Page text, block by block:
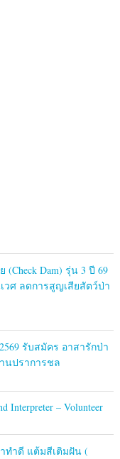
Dam) รุ่น 3 ปี 69
ศ ลดการสูญเสียสัตว์ป่า
รับสมัคร อาสารักป่า
นปราการชล
Interpreter – Volunteer
ทำดี แต้มสีเติมฝัน (